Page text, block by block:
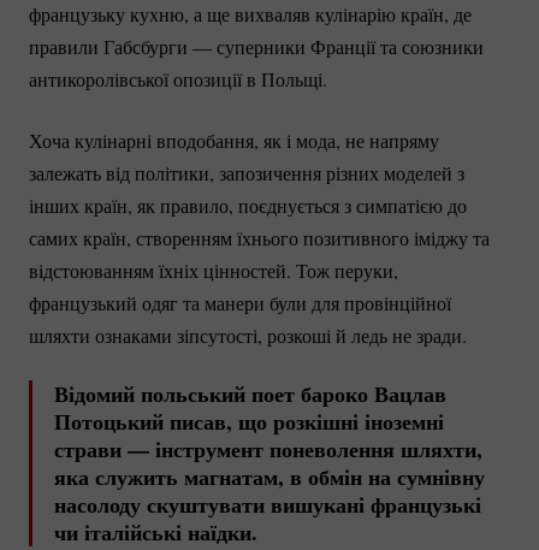
французьку кухню, а ще вихваляв кулінарію країн, де
правили Габсбурги — суперники Франції та союзники
антикоролівської опозиції в Польщі.
Хоча кулінарні вподобання, як і мода, не напряму
залежать від політики, запозичення різних моделей з
інших країн, як правило, поєднується з симпатією до
самих країн, створенням їхнього позитивного іміджу та
відстоюванням їхніх цінностей. Тож перуки,
французький одяг та манери були для провінційної
шляхти ознаками зіпсутості, розкоші й ледь не зради.
Відомий польський поет бароко Вацлав
Потоцький писав, що розкішні іноземні
страви — інструмент поневолення шляхти,
яка служить магнатам, в обмін на сумнівну
насолоду скуштувати вишукані французькі
чи італійські наїдки.